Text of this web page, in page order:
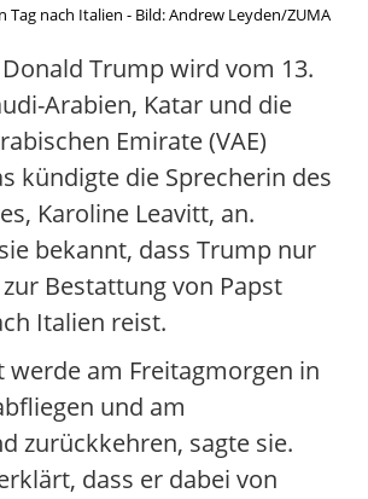
nach Italien - Bild: Andrew Leyden/ZUMA
Trump wird vom 13.
Arabien, Katar und die
Emirate (VAE)
kündigte die Sprecherin des
Karoline Leavitt, an.
bekannt, dass Trump nur
Bestattung von Papst
Italien reist.
werde am Freitagmorgen in
und am
zurückkehren, sagte sie.
dass er dabei von